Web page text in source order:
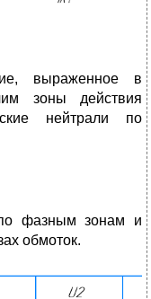
выраженное в
зоны действия
нейтрали по
фазным зонам и
обмоток.